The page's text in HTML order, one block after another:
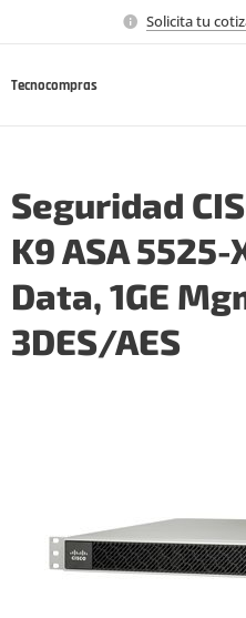
Solicita tu
Tecnocompras
Seguridad
K9 ASA
Data, 1GE
3DES/AES